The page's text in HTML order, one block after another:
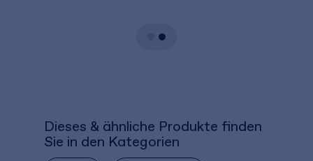
Dieses & ähnliche Produkte finden
Sie in den Kategorien